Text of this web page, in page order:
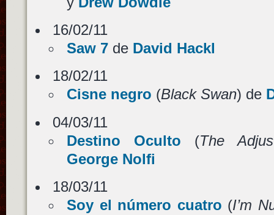
16/02/11
Saw 7de David Hackl
18/02/11
Cisne negro (Black Swan) de
04/03/11
Destino Oculto (The
George Nolfi
18/03/11
Soy el número cuatro (I’m